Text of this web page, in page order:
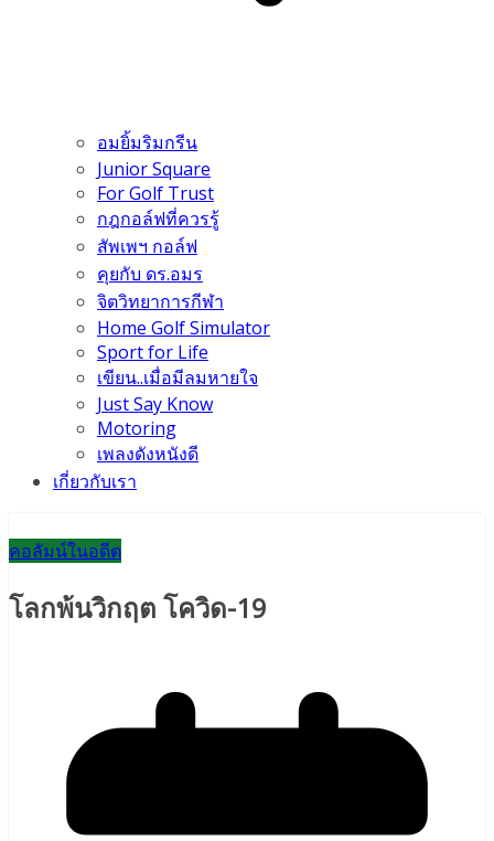
อมยิ้มริมกรีน
Junior Square
For Golf Trust
กฎกอล์ฟที่ควรรู้
สัพเพฯ กอล์ฟ
คุยกับ ดร.อมร
จิตวิทยาการกีฬา
Home Golf Simulator
Sport for Life
เขียน..เมื่อมีลมหายใจ
Just Say Know
Motoring
เพลงดังหนังดี
เกี่ยวกับเรา
คอลัมน์ในอดีต
โลกพ้นวิกฤต โควิด-19